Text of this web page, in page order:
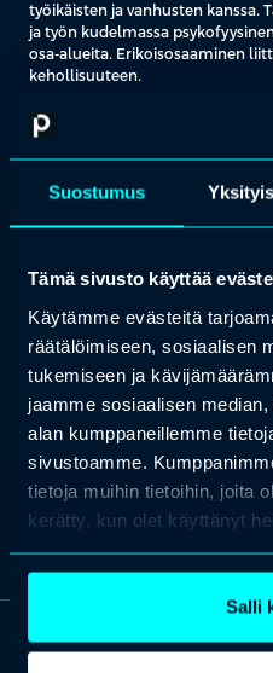
Suostumus
Tämä sivusto käyttää
Käytämme evästeitä
räätälöimiseen, sosiaalisen
tukemiseen ja
jaamme sosiaalisen
alan kumppaneillemme
sivustoamme.
tietoja muihin tietoihin, joita
kerätty, kun olet käyttänyt
Salli
työikäisten ja vanhusten kanssa.
ja työn kudelmassa
osa-alueita. Erikoisosaaminen
kehollisuuteen.
Netta ottaa vastaan
asiakkaita sekä koulutusasiakkaita
trauma
toimiminen on myös tärkeä osa
Netta on urallaan vienyt
Suomen Fysioterapeuttien sekä
Fysioterapia Yhdistys (PSYFY) -
Tutustu kaikkiin Profession
valitsemme aina parhaat